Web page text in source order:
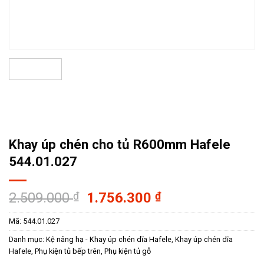
Khay úp chén cho tủ R600mm Hafele
544.01.027
2.509.000₫
Giá
gốc
2.509.000 ₫.
1.756.300₫Giá
hiện
là:
Mã: 544.01.027
Danh mục: Kệ nâng hạ - Khay úp chén dĩa Hafele Khay úp chén dĩa
Hafele Phụ kiện tủ bếp trên Phụ kiện tủ gỗ